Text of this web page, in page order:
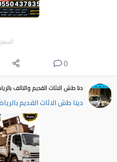
السعر
0
دنا طش الاثاث القديم والتالف
دينا طش الاثاث القديم بالرياض